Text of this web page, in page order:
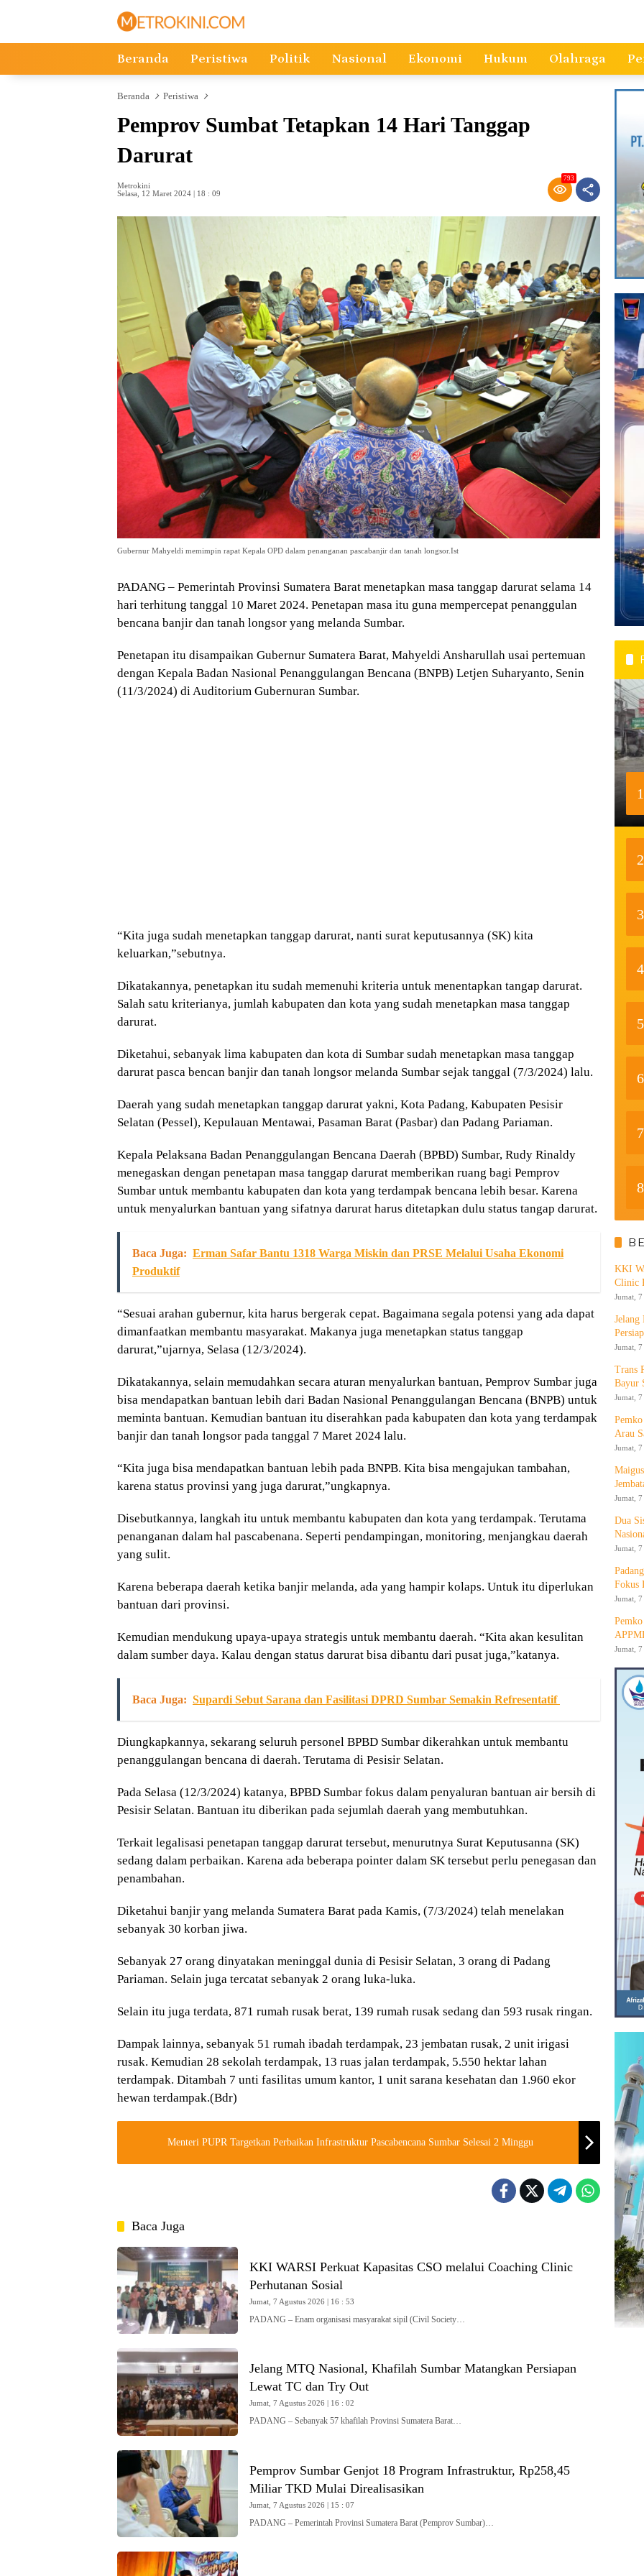
Beranda Peristiwa Politik Nasional Ekonomi Hukum Olahraga
Beranda Peristiwa
Pemprov Sumbat Tetapkan 14 Hari Tanggap
Darurat
Metrokini
Selasa, 12 Maret 2024 | 18 : 09
793
Gubernur Mahyeldi memimpin rapat Kepala OPD dalam penanganan pascabanjir dan tanah longsor.Ist
PADANG – Pemerintah Provinsi Sumatera Barat menetapkan masa tanggap darurat selama 14
hari terhitung tanggal 10 Maret 2024. Penetapan masa itu guna mempercepat penanggulan
bencana banjir dan tanah longsor yang melanda Sumbar.
Penetapan itu disampaikan Gubernur Sumatera Barat, Mahyeldi Ansharullah usai pertemuan
dengan Kepala Badan Nasional Penanggulangan Bencana (BNPB) Letjen Suharyanto, Senin
(11/3/2024) di Auditorium Gubernuran Sumbar.
“Kita juga sudah menetapkan tanggap darurat, nanti surat keputusannya (SK) kita
keluarkan,”sebutnya.
Dikatakannya, penetapkan itu sudah memenuhi kriteria untuk menentapkan tangap darurat.
Salah satu kriterianya, jumlah kabupaten dan kota yang sudah menetapkan masa tanggap
darurat.
Diketahui, sebanyak lima kabupaten dan kota di Sumbar sudah menetapkan masa tanggap
darurat pasca bencan banjir dan tanah longsor melanda Sumbar sejak tanggal (7/3/2024) lalu.
Daerah yang sudah menetapkan tanggap darurat yakni, Kota Padang, Kabupaten Pesisir
Selatan (Pessel), Kepulauan Mentawai, Pasaman Barat (Pasbar) dan Padang Pariaman.
Kepala Pelaksana Badan Penanggulangan Bencana Daerah (BPBD) Sumbar, Rudy Rinaldy
menegaskan dengan penetapan masa tanggap darurat memberikan ruang bagi Pemprov
Sumbar untuk membantu kabupaten dan kota yang terdampak bencana lebih besar. Karena
untuk menyalurkan bantuan yang sifatnya darurat harus ditetapkan dulu status tangap darurat.
Baca Juga: Erman Safar Bantu 1318 Warga Miskin dan PRSE Melalui Usaha Ekonomi
Produktif
“Sesuai arahan gubernur, kita harus bergerak cepat. Bagaimana segala potensi yang ada dapat
dimanfaatkan membantu masyarakat. Makanya juga menetapkan status tanggap
darurat,”ujarnya, Selasa (12/3/2024).
Dikatakannya, selain memudahkan secara aturan menyalurkan bantuan, Pemprov Sumbar juga
bisa mendapatkan bantuan lebih dari Badan Nasional Penanggulangan Bencana (BNPB) untuk
meminta bantuan. Kemudian bantuan itu diserahkan pada kabupaten dan kota yang terdampak
banjir dan tanah longsor pada tanggal 7 Maret 2024 lalu.
“Kita juga bisa mendapatkan bantuan lebih pada BNPB. Kita bisa mengajukan tambahan,
karena status provinsi yang juga darurat,”ungkapnya.
Disebutkannya, langkah itu untuk membantu kabupaten dan kota yang terdampak. Terutama
penanganan dalam hal pascabenana. Seperti pendampingan, monitoring, menjangkau daerah
yang sulit.
Karena beberapa daerah ketika banjir melanda, ada yang hampir kolaps. Untuk itu diperlukan
bantuan dari provinsi.
Kemudian mendukung upaya-upaya strategis untuk membantu daerah. “Kita akan kesulitan
dalam sumber daya. Kalau dengan status darurat bisa dibantu dari pusat juga,”katanya.
Baca Juga: Supardi Sebut Sarana dan Fasilitasi DPRD Sumbar Semakin Refresentatif
Diungkapkannya, sekarang seluruh personel BPBD Sumbar dikerahkan untuk membantu
penanggulangan bencana di daerah. Terutama di Pesisir Selatan.
Pada Selasa (12/3/2024) katanya, BPBD Sumbar fokus dalam penyaluran bantuan air bersih di
Pesisir Selatan. Bantuan itu diberikan pada sejumlah daerah yang membutuhkan.
Terkait legalisasi penetapan tanggap darurat tersebut, menurutnya Surat Keputusanna (SK)
sedang dalam perbaikan. Karena ada beberapa pointer dalam SK tersebut perlu penegasan dan
penambahan.
Diketahui banjir yang melanda Sumatera Barat pada Kamis, (7/3/2024) telah menelakan
sebanyak 30 korban jiwa.
Sebanyak 27 orang dinyatakan meninggal dunia di Pesisir Selatan, 3 orang di Padang
Pariaman. Selain juga tercatat sebanyak 2 orang luka-luka.
Selain itu juga terdata, 871 rumah rusak berat, 139 rumah rusak sedang dan 593 rusak ringan.
Dampak lainnya, sebanyak 51 rumah ibadah terdampak, 23 jembatan rusak, 2 unit irigasi
rusak. Kemudian 28 sekolah terdampak, 13 ruas jalan terdampak, 5.550 hektar lahan
terdampak. Ditambah 7 unti fasilitas umum kantor, 1 unit sarana kesehatan dan 1.960 ekor
hewan terdampak.(Bdr)
Menteri PUPR Targetkan Perbaikan Infrastruktur Pascabencana Sumbar Selesai 2 Minggu
Baca Juga
KKI WARSI Perkuat Kapasitas CSO melalui Coaching Clinic
Perhutanan Sosial
Jumat, 7 Agustus 2026 | 16 : 53
PADANG – Enam organisasi masyarakat sipil (Civil Society…
Jelang MTQ Nasional, Khafilah Sumbar Matangkan Persiapan
Lewat TC dan Try Out
Jumat, 7 Agustus 2026 | 16 : 02
PADANG – Sebanyak 57 khafilah Provinsi Sumatera Barat…
Pemprov Sumbar Genjot 18 Program Infrastruktur, Rp258,45
Miliar TKD Mulai Direalisasikan
Jumat, 7 Agustus 2026 | 15 : 07
PADANG – Pemerintah Provinsi Sumatera Barat (Pemprov Sumbar)…
1
2
3
4
5
6
7
8
KKI
Clinic
Jumat,
Jelang
Jumat,
Trans
Bayur
Jumat,
Arau
Jumat,
Jumat,
Dua
Jumat,
Fokus
Jumat,
Jumat,